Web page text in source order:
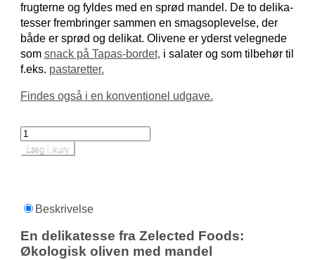
frugterne og fyldes med en sprød mandel. De to delika­
tesser frem­bringer sammen en smags­oplevelse, der
både er sprød og delikat. Olivene er yderst velegnede
som snack på Tapas-bordet, i salater og som tilbehør til
f.eks. pastaretter.
Findes også i en konventionel udgave.
Læg i kurv
Beskrivelse
En delikatesse fra Zelected Foods:
Økologisk oliven med mandel